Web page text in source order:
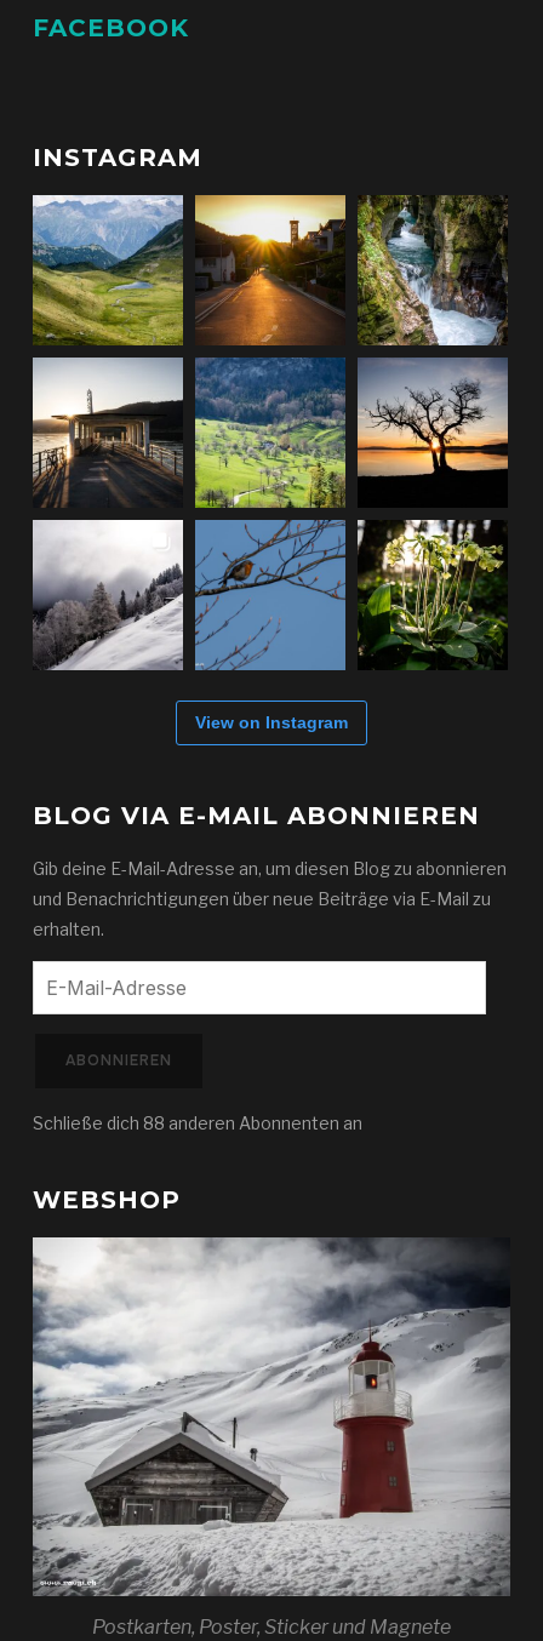
FACEBOOK
INSTAGRAM
View on Instagram
BLOG VIA E-MAIL ABONNIEREN
Gib deine E-Mail-Adresse an, um diesen Blog zu abonnieren
und Benachrichtigungen über neue Beiträge via E-Mail zu
erhalten.
ABONNIEREN
Schließe dich 88 anderen Abonnenten an
WEBSHOP
Postkarten, Poster, Sticker und Magnete